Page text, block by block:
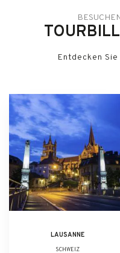
Entdecken
LAUSANNE
SCHWEIZ